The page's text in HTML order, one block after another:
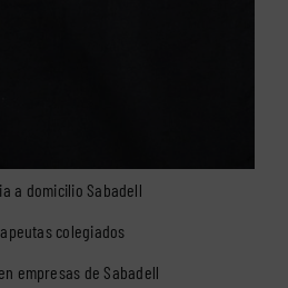
a domicilio Sabadell
colegiados
empresas de Sabadell